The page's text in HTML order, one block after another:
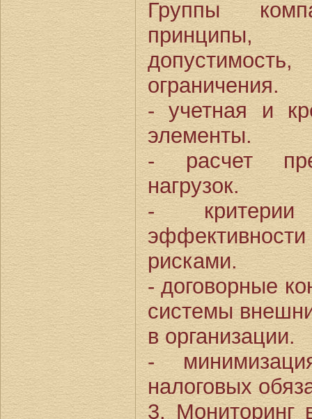
Группы
принципы,
допустимость,
ограничения.
- учетная и
элементы.
- расчет
нагрузок.
- критерии
рисками.
- договорные
системы
в организации.
-
налоговых
3. Мониторинг